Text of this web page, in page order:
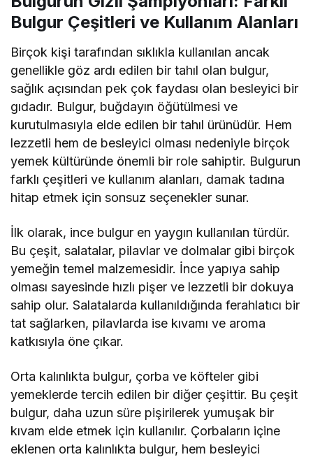
Bulgur Çeşitleri ve Kullanım Alanları
Birçok kişi tarafından sıklıkla kullanılan ancak
genellikle göz ardı edilen bir tahıl olan bulgur,
sağlık açısından pek çok faydası olan besleyici bir
gıdadır. Bulgur, buğdayın öğütülmesi ve
kurutulmasıyla elde edilen bir tahıl ürünüdür. Hem
lezzetli hem de besleyici olması nedeniyle birçok
yemek kültüründe önemli bir role sahiptir. Bulgurun
farklı çeşitleri ve kullanım alanları, damak tadına
hitap etmek için sonsuz seçenekler sunar.
İlk olarak, ince bulgur en yaygın kullanılan türdür.
Bu çeşit, salatalar, pilavlar ve dolmalar gibi birçok
yemeğin temel malzemesidir. İnce yapıya sahip
olması sayesinde hızlı pişer ve lezzetli bir dokuya
sahip olur. Salatalarda kullanıldığında ferahlatıcı bir
tat sağlarken, pilavlarda ise kıvamı ve aroma
katkısıyla öne çıkar.
Orta kalınlıkta bulgur, çorba ve köfteler gibi
yemeklerde tercih edilen bir diğer çeşittir. Bu çeşit
bulgur, daha uzun süre pişirilerek yumuşak bir
kıvam elde etmek için kullanılır. Çorbaların içine
eklenen orta kalınlıkta bulgur, hem besleyici